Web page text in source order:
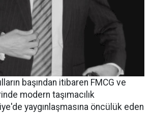
başından itibaren FMCG ve
modern taşımacılık
yaygınlaşmasına öncülük eden